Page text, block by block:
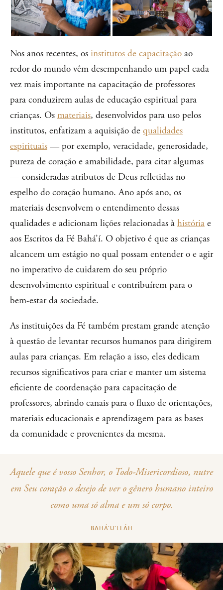
Nos anos recentes, os institutos de capacitação ao
redor do mundo vêm desempenhando um papel cada
vez mais importante na capacitação de professores
para conduzirem aulas de educação espiritual para
crianças. Os materiais, desenvolvidos para uso pelos
institutos, enfatizam a aquisição de qualidades
espirituais — por exemplo, veracidade, generosidade,
pureza de coração e amabilidade, para citar algumas
— consideradas atributos de Deus refletidas no
espelho do coração humano. Ano após ano, os
materiais desenvolvem o entendimento dessas
qualidades e adicionam lições relacionadas à história e
aos Escritos da Fé Bahá’í. O objetivo é que as crianças
alcancem um estágio no qual possam entender o e agir
no imperativo de cuidarem do seu próprio
desenvolvimento espiritual e contribuírem para o
bem-estar da sociedade.
As instituições da Fé também prestam grande atenção
à questão de levantar recursos humanos para dirigirem
aulas para crianças. Em relação a isso, eles dedicam
recursos significativos para criar e manter um sistema
eficiente de coordenação para capacitação de
professores, abrindo canais para o fluxo de orientações,
materiais educacionais e aprendizagem para as bases
da comunidade e provenientes da mesma.
Aquele que é vosso Senhor, o Todo-Misericordioso, nutre
em Seu coração o desejo de ver o gênero humano inteiro
como uma só alma e um só corpo.
BAHÁ’U’LLÁH